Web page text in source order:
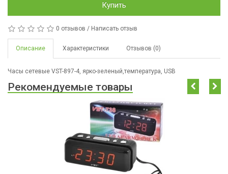
Купить
0 отзывов / Написать отзыв
Описание Характеристики Отзывов (0)
Часы сетевые VST-897-4, ярко-зеленый,температура, USB
Рекомендуемые товары